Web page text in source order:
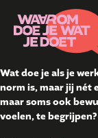
Wat doe je als je
norm is, maar jij nét
maar soms ook
voelen, te begrijpen?